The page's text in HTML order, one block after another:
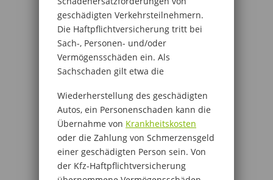
geschädigten Verkehrsteilnehmern.
Die Haftpflichtversicherung tritt bei
Sach-, Personen- und/oder
Vermögensschäden ein. Als
Sachschaden gilt etwa die
Wiederherstellung des geschädigten
Autos, ein Personenschaden kann die
Übernahme von Krankheitskosten
oder die Zahlung von Schmerzensgeld
einer geschädigten Person sein. Von
der Kfz-Haftpflichtversicherung